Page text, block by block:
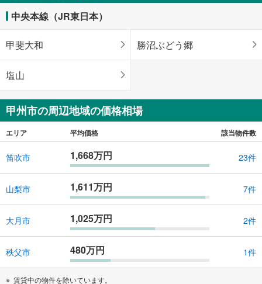
中央本線（JR東日本）
甲斐大和 勝沼ぶどう郷
塩山
甲州市の周辺地域の価格相場
エリア 平均価格 該当物件数
笛吹市 1,668万円 23件
山梨市 1,611万円 7件
大月市 1,025万円 2件
秩父市 480万円 1件
賃貸中の物件を除いています。